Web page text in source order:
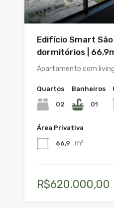
Edifício Smart
dormitórios |
Apartamento com
Quartos
02
Banheiros
01
Área Privativa
66,9 m²
R$620.000,00